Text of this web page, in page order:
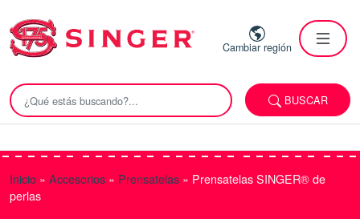
Cambiar región
BUSCAR
Inicio » Accesorios » Prensatelas » Prensatelas SINGER® de
perlas